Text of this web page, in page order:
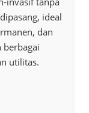
ideal
dan
utilitas.